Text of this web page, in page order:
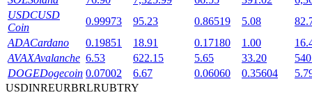
BTR Kilitleme
BTR sahiplerine özel yatırımlar
USDCUSD
Coin
0.99973 95.23 0.86519 5.08
ADACardano 0.19851 18.91 0.17180 1.00
AVAXAvalanche 6.53 622.15 5.65 33.20
DOGEDogecoin 0.07002 6.67 0.06060 0.35604
USDINREURBRLRUBTRY